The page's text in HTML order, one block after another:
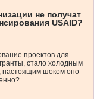
не получат
USAID?
проектов для
стало холодным
настоящим шоком оно